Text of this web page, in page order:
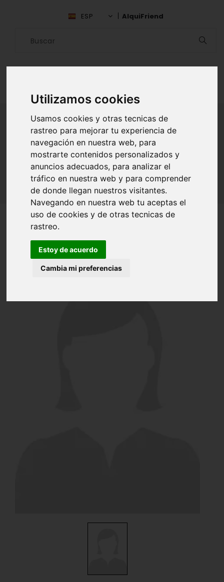
Utilizamos cookies
Usamos cookies y otras tecnicas de
rastreo para mejorar tu experiencia de
navegación en nuestra web, para
mostrarte contenidos personalizados y
anuncios adecuados, para analizar el
tráfico en nuestra web y para comprender
de donde llegan nuestros visitantes.
Navegando en nuestra web tu aceptas el
uso de cookies y de otras tecnicas de
rastreo.
Estoy de acuerdo
Cambia mi preferencias
ESP AlquiFriend
ALQUILAR AMIGO
Inicio Amigos Iquique Lian Jaramillo